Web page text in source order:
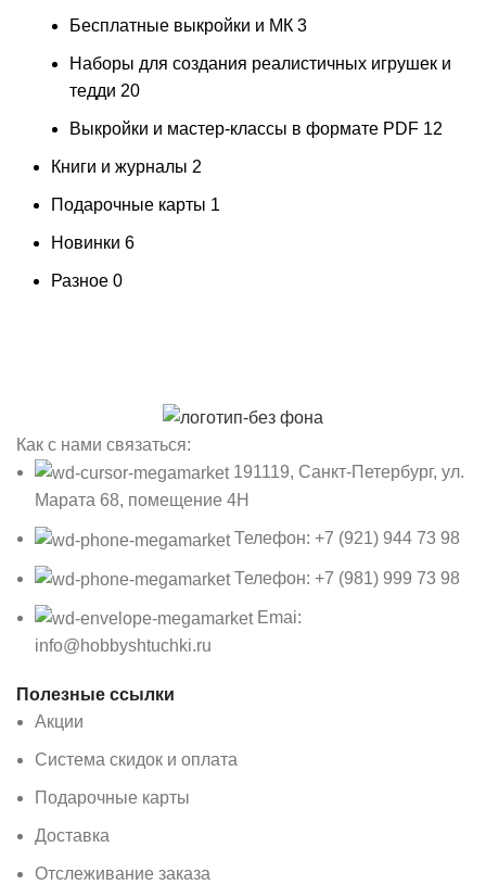
Бесплатные выкройки и МК 3
Наборы для создания реалистичных игрушек и
тедди 20
Выкройки и мастер-классы в формате PDF 12
Книги и журналы 2
Подарочные карты 1
Новинки 6
Разное 0
Как с нами связаться:
191119, Санкт-Петербург, ул.
Марата 68, помещение 4Н
Телефон: +7 (921) 944 73 98
Телефон: +7 (981) 999 73 98
Emai:
info@hobbyshtuchki.ru
Полезные ссылки
Акции
Система скидок и оплата
Подарочные карты
Доставка
Отслеживание заказа